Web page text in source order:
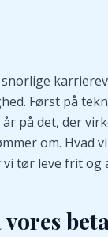
Først på
på det, der
om. Hvad
vi tør leve frit og